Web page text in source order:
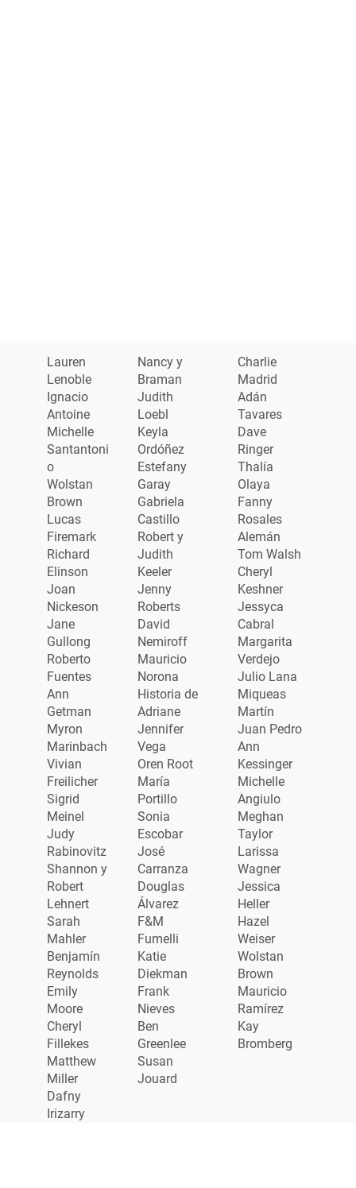
Lauren
Lenoble
Ignacio
Antoine
Michelle
Santantoni
o
Wolstan
Brown
Lucas
Firemark
Richard
Elinson
Joan
Nickeson
Jane
Gullong
Roberto
Fuentes
Ann
Getman
Myron
Marinbach
Vivian
Freilicher
Sigrid
Meinel
Judy
Rabinovitz
Shannon y
Robert
Lehnert
Sarah
Mahler
Benjamín
Reynolds
Emily
Moore
Cheryl
Fillekes
Matthew
Miller
Dafny
Irizarry
Nancy y
Braman
Judith
Loebl
Keyla
Ordóñez
Estefany
Garay
Gabriela
Castillo
Robert y
Judith
Keeler
Jenny
Roberts
David
Nemiroff
Mauricio
Norona
Historia de
Adriane
Jennifer
Vega
Oren Root
María
Portillo
Sonia
Escobar
José
Carranza
Douglas
Álvarez
F&M
Fumelli
Katie
Diekman
Frank
Nieves
Ben
Greenlee
Susan
Jouard
Charlie
Madrid
Adán
Tavares
Dave
Ringer
Thalía
Olaya
Fanny
Rosales
Alemán
Tom Walsh
Cheryl
Keshner
Jessyca
Cabral
Margarita
Verdejo
Julio Lana
Miqueas
Martín
Juan Pedro
Ann
Kessinger
Michelle
Angiulo
Meghan
Taylor
Larissa
Wagner
Jessica
Heller
Hazel
Weiser
Wolstan
Brown
Mauricio
Ramírez
Kay
Bromberg